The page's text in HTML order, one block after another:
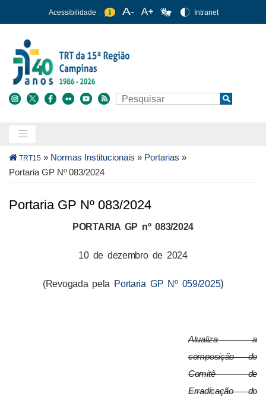
para
conteúdo
principal
Acessibilidade Intranet
Buscar Search
Trilha
de
TRT15 » Normas Institucionais » Portarias »
Portaria GP Nº 083/2024
Portaria GP Nº 083/2024
PORTARIA GP nº 083/2024
10 de dezembro de 2024
(Revogada pela Portaria GP Nº 059/2025)
Atualiza a
composição do
Comitê de
Erradicação do